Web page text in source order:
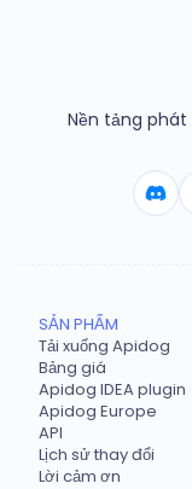
Nền tảng
SẢN PHẨM
Tải xuống Apidog
Bảng giá
Apidog IDEA plugin
Apidog Europe
API
Lịch sử thay đổi
Lời cảm ơn